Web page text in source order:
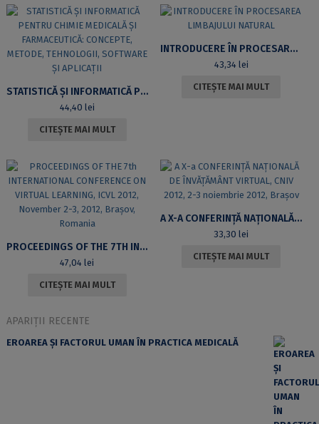
C++
STATISTICĂ ŞI INFORMATICĂ PENTRU CHIMIE MEDICALĂ ŞI FARMACEUTICĂ: CONCEPTE, METODE, TEHNOLOGII, SOFTWARE ŞI APLICAŢII
44,40 lei
CITEȘTE MAI MULT
INTRODUCERE ÎN PROCESAREA LIMBAJULUI NATURAL
43,34 lei
CITEȘTE MAI MULT
PROCEEDINGS OF THE 7TH INTERNATIONAL CONFERENCE ON VIRTUAL LEARNING, ICVL 2012, NOVEMBER 2-3, 2012, BRAȘOV, ROMANIA
47,04lei
CITEȘTE MAI MULT
A X-A CONFERINȚĂ NAȚIONALĂ DE ÎNVĂȚĂMÂNT VIRTUAL, CNIV 2012, 2-3 NOIEMBRIE 2012, BRAȘOV
33,30lei
CITEȘTE MAI MULT
APARIȚII RECENTE
EROAREA ȘI FACTORUL UMAN ÎN PRACTICA MEDICALĂ